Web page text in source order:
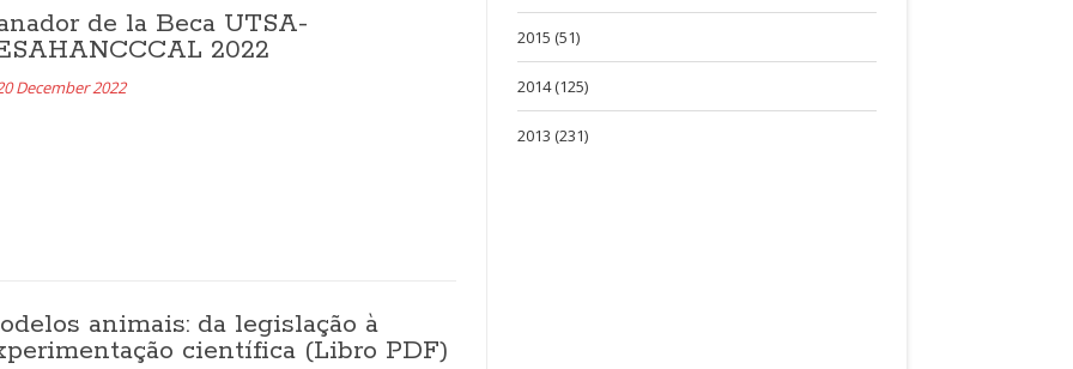
de la Beca UTSA-
2022
December 2022
animais: da legislação à
científica (Libro PDF)
2015 (51)
2014 (125)
2013 (231)